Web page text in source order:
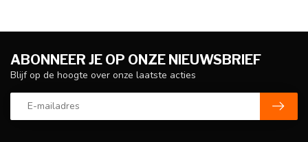
ABONNEER JE OP ONZE NIEUWSBRIEF
Blijf op de hoogte over onze laatste acties